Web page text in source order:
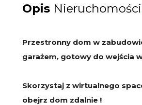
Opis Nieruchomości
Przestronny dom w
garażem, gotowy do wejścia
Skorzystaj z wirtualnego
obejrz dom zdalnie !